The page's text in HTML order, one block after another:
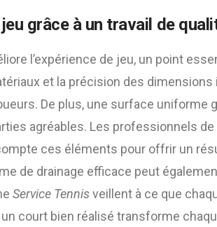
grâce à un travail de
l’expérience de jeu, un point
et la précision des
De plus, une surface uniforme
agréables. Les professionnels de
ces éléments pour offrir un
de drainage efficace peut
Service Tennisveillent à ce que
court bien réalisé transforme